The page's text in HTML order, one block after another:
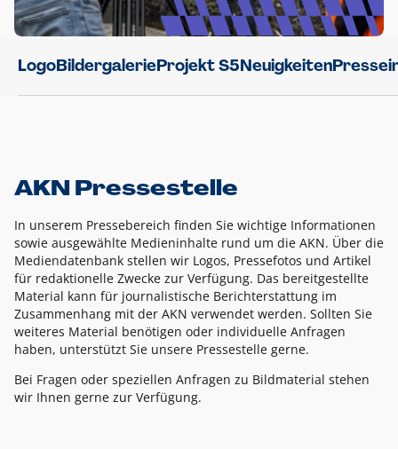
LogoBildergalerieProjekt S5Neuigkeiten
AKN Pressestelle
In unserem Pressebereich finden Sie wichtige Informationen
sowie ausgewählte Medieninhalte rund um die AKN. Über die
Mediendatenbank stellen wir Logos, Pressefotos und Artikel
für redaktionelle Zwecke zur Verfügung. Das bereitgestellte
Material kann für journalistische Berichterstattung im
Zusammenhang mit der AKN verwendet werden. Sollten Sie
weiteres Material benötigen oder individuelle Anfragen
haben, unterstützt Sie unsere Pressestelle gerne.
Bei Fragen oder speziellen Anfragen zu Bildmaterial stehen
wir Ihnen gerne zur Verfügung.